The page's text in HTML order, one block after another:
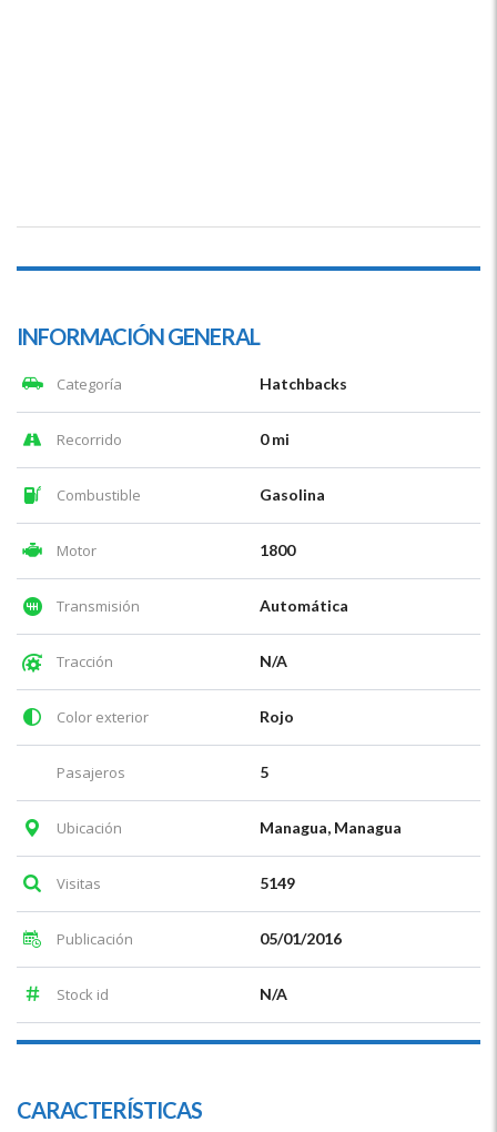
INFORMACIÓN GENERAL
Categoría Hatchbacks
Recorrido 0 mi
Combustible Gasolina
Motor 1800
Transmisión Automática
Tracción N/A
Color exterior Rojo
Pasajeros 5
Ubicación Managua, Managua
Visitas 5149
Publicación 05/01/2016
Stock id N/A
CARACTERÍSTICAS